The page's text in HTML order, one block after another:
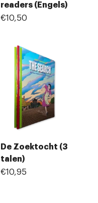
readers (Engels)
€10,50
De Zoektocht (3
talen)
€10,95